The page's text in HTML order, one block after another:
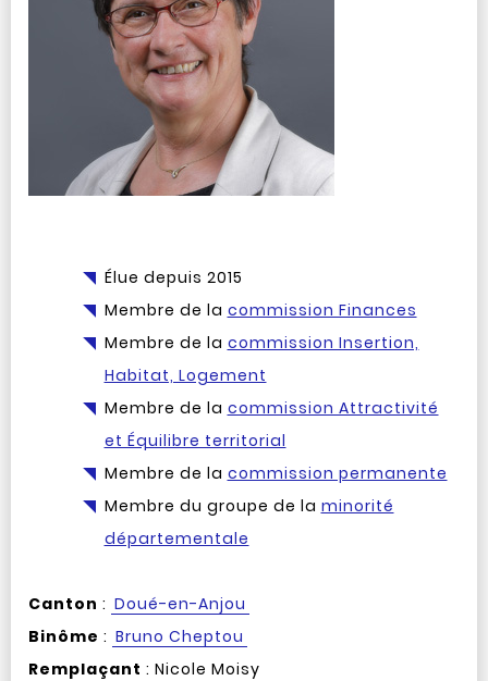
Élue depuis 2015
Membre de la commission Finances
Membre de la commission Insertion,
Habitat, Logement
Membre de la commission Attractivité
et Équilibre territorial
Membre de la commission permanente
Membre du groupe de la minorité
départementale
Canton : Doué-en-Anjou
Binôme : Bruno Cheptou
Remplaçant : Nicole Moisy